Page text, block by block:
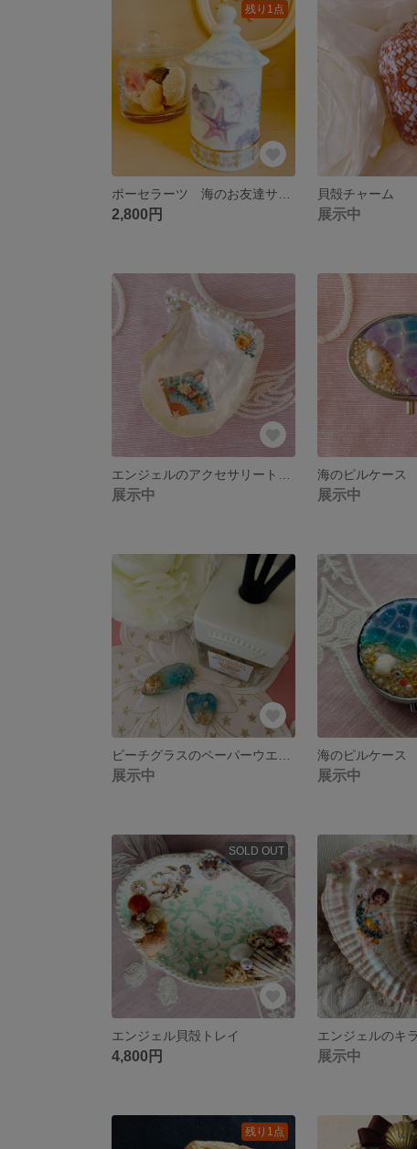
残り1点
2,800円
貝殻チャーム
展示中
展示中
海のピルケース
展示中
展示中
海のピルケース
展示中
SOLD OUT
エンジェル貝殻トレイ
4,800円 展示中
残り1点